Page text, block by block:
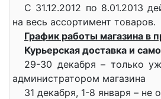
С 31.12.2012 по 8.01.2013
на весь ассортимент товаров.
График работы магазина в
Курьерская доставка и
29-30 декабря – только
администратором магазина
31 декабря, 1-8 января – не